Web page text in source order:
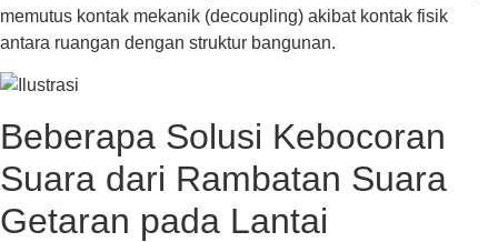
memutus kontak mekanik (decoupling) akibat kontak fisik
antara ruangan dengan struktur bangunan.
Beberapa Solusi Kebocoran
Suara dari Rambatan Suara
Getaran pada Lantai